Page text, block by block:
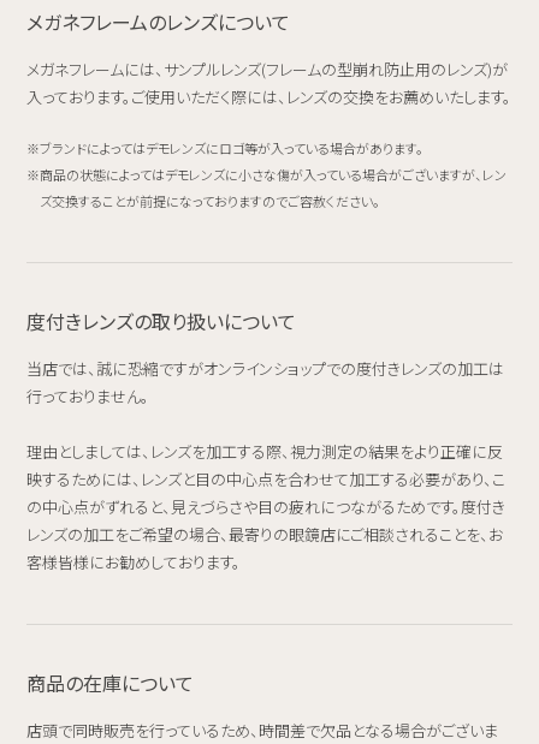
メガネフレームのレンズについて
メガネフレームには、サンプルレンズ(フレームの型崩れ防止用のレンズ)が
入っております。ご使用いただく際には、レンズの交換をお薦めいたします。
ブランドによってはデモレンズにロゴ等が入っている場合があります。
商品の状態によってはデモレンズに小さな傷が入っている場合がございますが、レン
ズ交換することが前提になっておりますのでご容赦ください。
度付きレンズの取り扱いについて
当店では、誠に恐縮ですがオンラインショップでの度付きレンズの加工は
行っておりません。
理由としましては、レンズを加工する際、視力測定の結果をより正確に反
映するためには、レンズと目の中心点を合わせて加工する必要があり、こ
の中心点がずれると、見えづらさや目の疲れにつながるためです。度付き
レンズの加工をご希望の場合、最寄りの眼鏡店にご相談されることを、お
客様皆様にお勧めしております。
商品の在庫について
店頭で同時販売を行っているため、時間差で欠品となる場合がございま